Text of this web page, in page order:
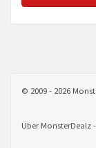
© 2009 - 2026
Über MonsterDealz